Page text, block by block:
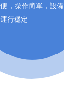
便，操作簡單，設備
運行穩定